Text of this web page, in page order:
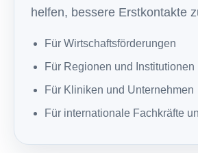
helfen, bessere Erstkontakte
Für Wirtschaftsförderungen
Für Regionen und Institutionen
Für Kliniken und Unternehmen
Für internationale Fachkräfte